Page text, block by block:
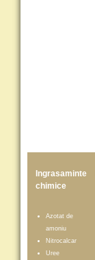
Ingrasaminte
chimice
Azotat de
amoniu
Nitrocalcar
Uree